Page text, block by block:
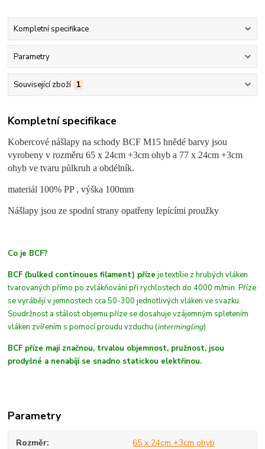
Kompletní specifikace
Parametry
Související zboží 1
Kompletní specifikace
Kobercové nášlapy na schody BCF M15 hnědé barvy jsou
vyrobeny v rozměru 65 x 24cm +3cm ohyb a 77 x 24cm +3cm
ohyb ve tvaru půlkruh a obdélník.
materiál 100% PP , výška 100mm
Nášlapy jsou ze spodní strany opatřeny lepícími proužky
Co je BCF?
BCF (bulked continoues filament) příze je textílie z hrubýchvláken
tvarovaných přímo po zvlákňování při rychlostech do 4000 m/min. Příze
se vyrábějí v jemnostech cca 50-300 jednotlivých vláken ve svazku.
Soudržnost a stálost objemu příze se dosahuje vzájemným spletením
vláken zvířením s pomocí proudu vzduchu (intermingling)
BCF příze mají značnou, trvalou objemnost, pružnost, jsou
prodyšné a nenabíjí se snadno statickou elektřinou.
Parametry
Rozměr 65 x 24cm +3cm ohyb